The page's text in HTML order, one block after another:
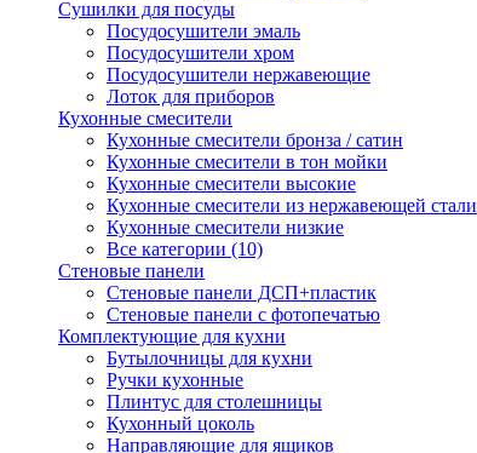
Сушилки для посуды
Посудосушители эмаль
Посудосушители хром
Посудосушители нержавеющие
Лоток для приборов
Кухонные смесители
Кухонные смесители бронза / сатин
Кухонные смесители в тон мойки
Кухонные смесители высокие
Кухонные смесители из нержавеющей стали
Кухонные смесители низкие
Все категории (10)
Стеновые панели
Стеновые панели ДСП+пластик
Стеновые панели с фотопечатью
Комплектующие для кухни
Бутылочницы для кухни
Ручки кухонные
Плинтус для столешницы
Кухонный цоколь
Направляющие для ящиков